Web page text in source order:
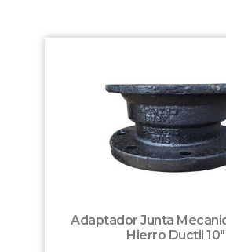
Adaptador Junta
Hierro Ductil 10″